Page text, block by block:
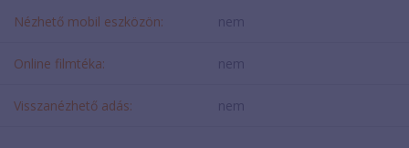
Nézhető mobil eszközön: nem
Online filmtéka: nem
Visszanézhető adás: nem